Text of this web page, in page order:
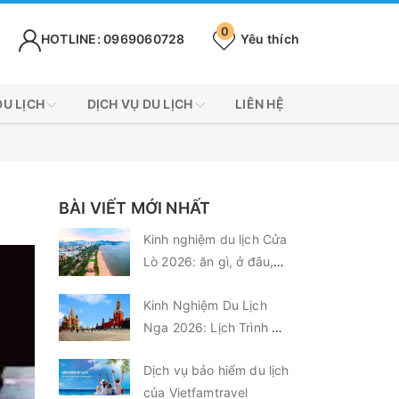
Yêu thích
0
HOTLINE: 0969060728
LỊCH DỊCH VỤ DU LỊCH LIÊN HỆ
BÀI VIẾT MỚI NHẤT
Kinh nghiệm du lịch Cửa
Lò 2026: ăn gì, ở đâu,
Kinh Nghiệm Du Lịch
Nga 2026: Lịch Trình &
Dịch vụ bảo hiểm du lịch
của Vietfamtravel